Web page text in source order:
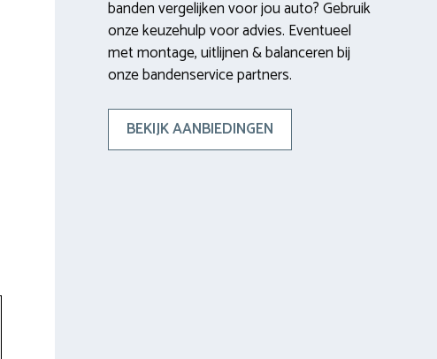
banden vergelijken voor jou auto? Gebruik
onze keuzehulp voor advies. Eventueel
met montage, uitlijnen & balanceren bij
onze bandenservice partners.
BEKIJK AANBIEDINGEN